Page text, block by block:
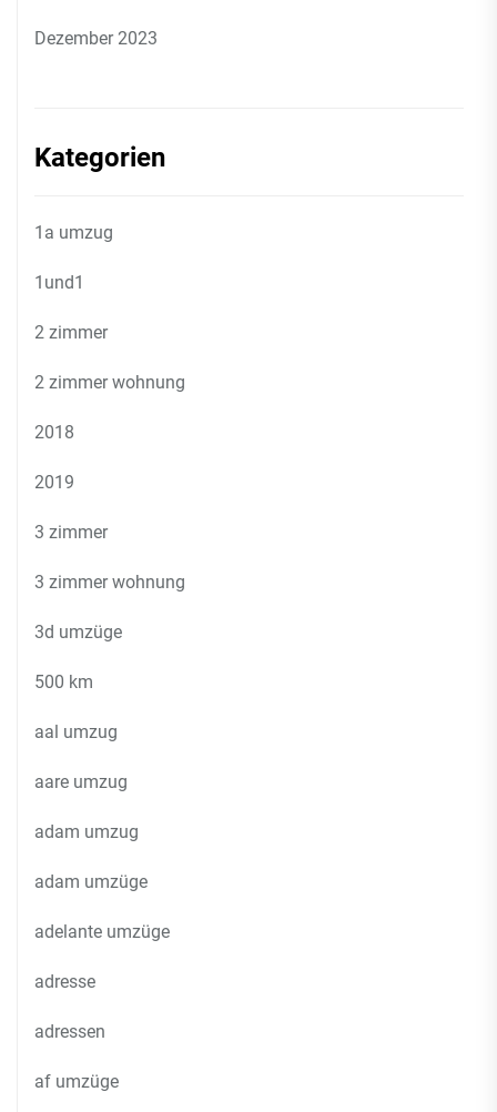
Dezember 2023
Kategorien
1a umzug
1und1
2 zimmer
2 zimmer wohnung
2018
2019
3 zimmer
3 zimmer wohnung
3d umzüge
500 km
aal umzug
aare umzug
adam umzug
adam umzüge
adelante umzüge
adresse
adressen
af umzüge